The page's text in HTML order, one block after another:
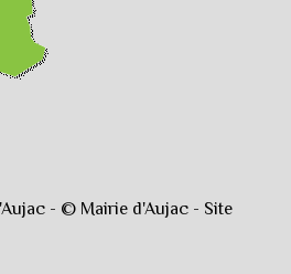
- © Mairie d'Aujac - Site